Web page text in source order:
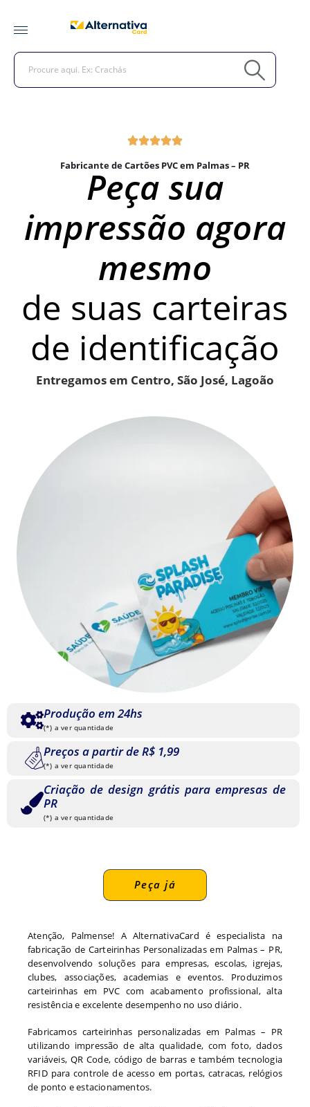
Fabricante de Cartões PVC em Palmas – PR
Peça sua
impressão agora
mesmo
de suas carteiras
de identificação
Entregamos em Centro, São José, Lagoão
Produção em 24hs
(*) a ver quantidade
Preços a partir de R$ 1,99
(*) a ver quantidade
Criação de design grátis para empresas de
PR
(*) a ver quantidade
Peça já
Atenção, Palmense! A AlternativaCard é especialista na
fabricação de Carteirinhas Personalizadas em Palmas – PR,
desenvolvendo soluções para empresas, escolas, igrejas,
clubes, associações, academias e eventos. Produzimos
carteirinhas em PVC com acabamento profissional, alta
resistência e excelente desempenho no uso diário.
Fabricamos carteirinhas personalizadas em Palmas – PR
utilizando impressão de alta qualidade, com foto, dados
variáveis, QR Code, código de barras e também tecnologia
RFID para controle de acesso em portas, catracas, relógios
de ponto e estacionamentos.